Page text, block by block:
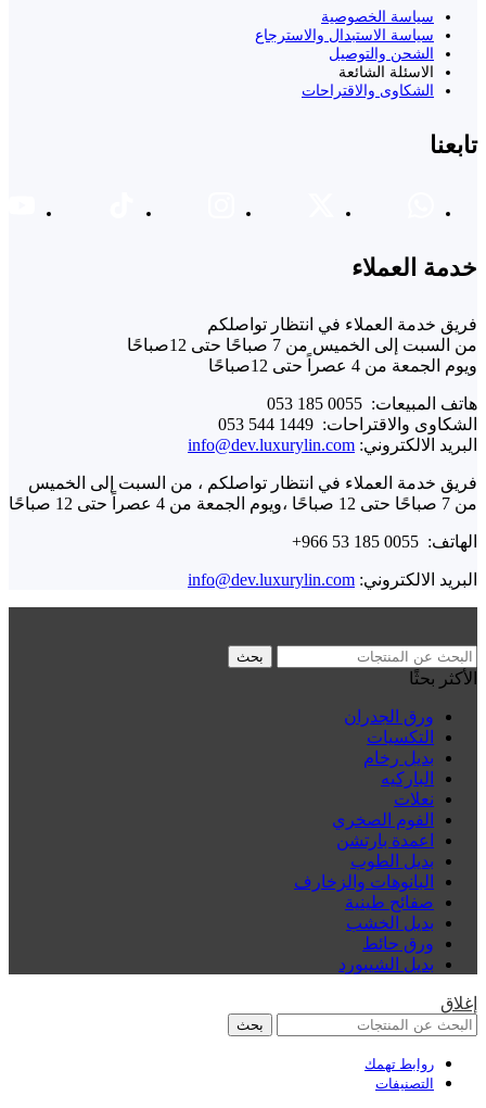
سياسة الخصوصية
سياسة الاستبدال والاسترجاع
الشحن والتوصيل
الاسئلة الشائعة
الشكاوى والاقتراحات
تابعنا
خدمة العملاء
فريق خدمة العملاء في انتظار تواصلكم
من السبت إلى الخميس من 7 صباحًا حتى 12صباحًا
ويوم الجمعة من 4 عصراً حتى 12صباحًا
هاتف المبيعات: ⁦ 053 185 0055⁩
الشكاوى والاقتراحات: ⁦ 053 544 1449⁩
البريد الالكتروني: info@dev.luxurylin.com
فريق خدمة العملاء في انتظار تواصلكم ، من السبت إلى الخميس
من 7 صباحًا حتى 12 صباحًا ،
ويوم الجمعة من 4 عصراً حتى 12 صباحًا
الهاتف: ⁦+966 53 185 0055⁩
البريد الالكتروني: info@dev.luxurylin.com
بحث
الأكثر بحثًا
ورق الجدران
التكسيات
بديل رخام
الباركيه
نعلات
الفوم الصخري
اعمدة بارتشن
بديل الطوب
البانوهات والزخارف
صفائح طينية
بديل الخشب
ورق حائط
بديل الشيبورد
إغلاق
بحث
روابط تهمك
التصنيفات